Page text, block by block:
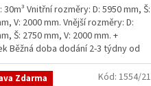
Vnitřní rozměry: D: 5950 mm, Š:
V: 2000 mm. Vnější rozměry: D:
Š: 2750 mm, V: 2000 mm. +
Běžná doba dodání 2-3 týdny od
Zdarma Kód: 1554/21